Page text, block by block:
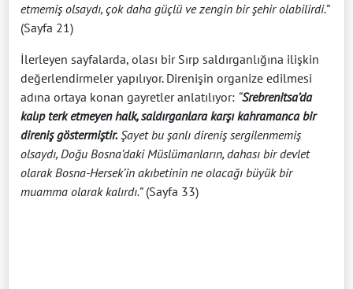
etmemiş olsaydı, çok daha güçlü ve zengin bir şehir olabilirdi.”
(Sayfa 21)
İlerleyen sayfalarda, olası bir Sırp saldırganlığına ilişkin
değerlendirmeler yapılıyor. Direnişin organize edilmesi
adına ortaya konan gayretler anlatılıyor: “Srebrenitsa’da
kalıp terk etmeyen halk, saldırganlara karşı kahramanca bir
direniş göstermiştir. Şayet bu şanlı direniş sergilenmemiş
olsaydı, Doğu Bosna’daki Müslümanların, dahası bir devlet
olarak Bosna-Hersek’in akıbetinin ne olacağı büyük bir
muamma olarak kalırdı.”(Sayfa 33)